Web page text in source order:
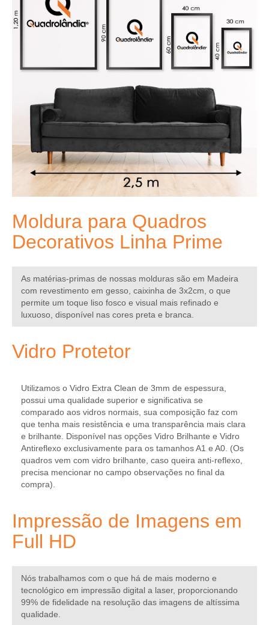
Moldura para Quadros
Decorativos Linha Prime
As matérias-primas de nossas molduras são em Madeira
com revestimento em gesso, caixinha de 3x2cm, o que
permite um toque liso fosco e visual mais refinado e
luxuoso, disponível nas cores preta e branca.
Vidro Protetor
Utilizamos o Vidro Extra Clean de 3mm de espessura,
possui uma qualidade superior e significativa se
comparado aos vidros normais, sua composição faz com
que tenha mais resistência e uma transparência mais clara
e brilhante. Disponível nas opções Vidro Brilhante e Vidro
Antireflexo exclusivamente para os tamanhos A1 e A0 . (Os
quadros vem com vidro brilhante, caso queira anti-reflexo,
precisa mencionar no campo observações no final da
compra).
Impressão de Imagens em
Full HD
Nós trabalhamos com o que há de mais moderno e
tecnológico em impressão digital a laser, proporcionando
99% de fidelidade na resolução das imagens de altíssima
qualidade.